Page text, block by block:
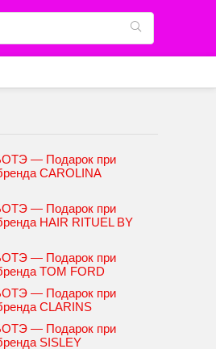
— Подарок при
CAROLINA
— Подарок при
HAIR RITUEL BY
— Подарок при
TOM FORD
— Подарок при
CLARINS
— Подарок при
SISLEY